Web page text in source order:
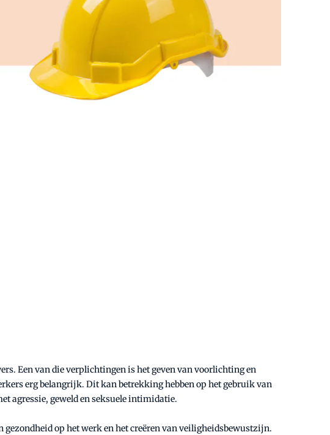
Een van die verplichtingen is het geven van voorlichting en
erg belangrijk. Dit kan betrekking hebben op het gebruik van
agressie, geweld en seksuele intimidatie.
op het werk en het creëren van veiligheidsbewustzijn.